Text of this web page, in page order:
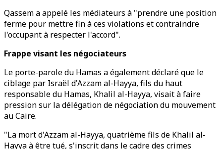
Qassem a appelé les médiateurs à "prendre une position
ferme pour mettre fin à ces violations et contraindre
l'occupant à respecter l'accord".
Frappe visant les négociateurs
Le porte-parole du Hamas a également déclaré que le
ciblage par Israël d'Azzam al-Hayya, fils du haut
responsable du Hamas, Khalil al-Hayya, visait à faire
pression sur la délégation de négociation du mouvement
au Caire.
"La mort d'Azzam al-Hayya, quatrième fils de Khalil al-
Hayya à être tué, s'inscrit dans le cadre des crimes